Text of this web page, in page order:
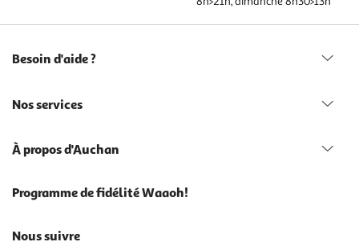
Besoin d'aide ?
Nos services
À propos d'Auchan
Programme de fidélité Waaoh!
Nous suivre